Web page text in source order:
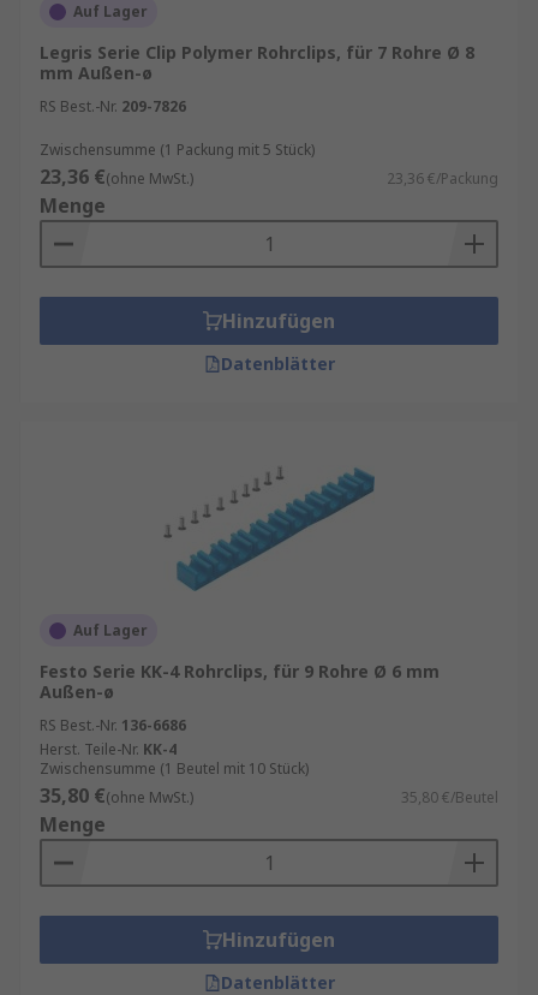
Auf Lager
Legris Serie Clip Polymer Rohrclips, für 7 Rohre Ø 8
mm Außen-ø
RS Best.-Nr. 209-7826
Zwischensumme (1 Packung mit 5 Stück)
23,36 €(ohne MwSt.) 23,36 €/Packung
Menge
Hinzufügen
Datenblätter
Auf Lager
Festo Serie KK-4 Rohrclips, für 9 Rohre Ø 6 mm
Außen-ø
RS Best.-Nr. 136-6686
Herst. Teile-Nr. KK-4
Zwischensumme (1 Beutel mit 10 Stück)
35,80 €(ohne MwSt.) 35,80 €/Beutel
Menge
Hinzufügen
Datenblätter